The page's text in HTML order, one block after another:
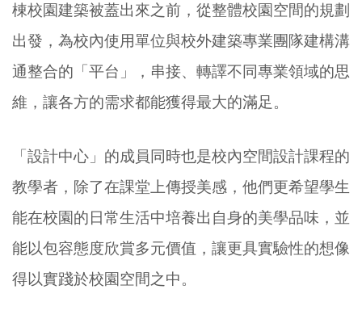
棟校園建築被蓋出來之前，從整體校園空間的規劃
出發，為校內使用單位與校外建築專業團隊建構溝
通整合的「平台」，串接、轉譯不同專業領域的思
維，讓各方的需求都能獲得最大的滿足。
「設計中心」的成員同時也是校內空間設計課程的
教學者，除了在課堂上傳授美感，他們更希望學生
能在校園的日常生活中培養出自身的美學品味，並
能以包容態度欣賞多元價值，讓更具實驗性的想像
得以實踐於校園空間之中。